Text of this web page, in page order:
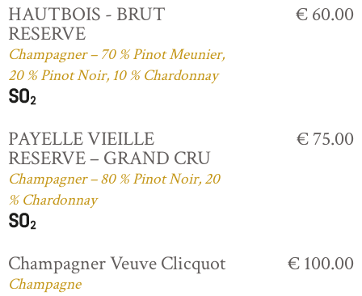
HAUTBOIS - BRUT
RESERVE
Champagner – 70 % Pinot Meunier,
20 % Pinot Noir, 10 % Chardonnay
€ 60.00
PAYELLE VIEILLE
RESERVE – GRAND CRU
Champagner – 80 % Pinot Noir, 20
% Chardonnay
€ 75.00
Champagner Veuve Clicquot
Champagne
€ 100.00